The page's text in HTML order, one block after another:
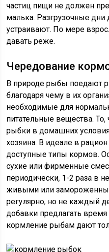
частиц пищи не должен
малька. Разгрузочные дни
устраивают. По мере
давать реже.
Чередование
В природе рыбы поедают
благодаря чему в их
необходимые для
питательные вещества.
рыбки в домашних
хозяина. В идеале в
доступные типы кормов.
сухие или фирменные
периодически, 1-2 раза в
живыми или
регулярно, но не каждый
добавки предлагать
кормление рыбам дают